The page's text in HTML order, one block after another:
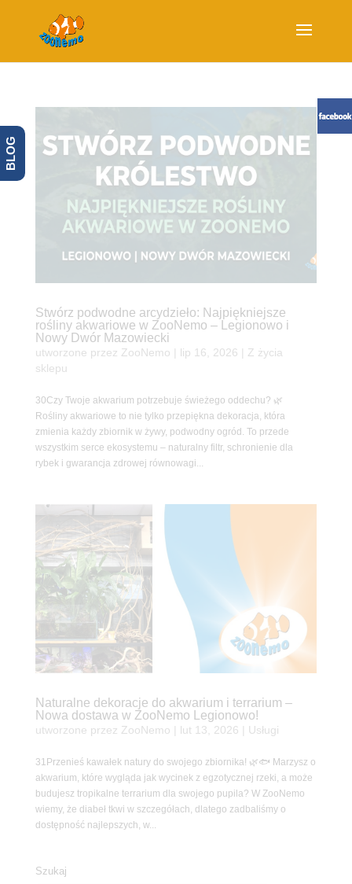
Stwórz podwodne arcydzieło: Najpiękniejsze
rośliny akwariowe w ZooNemo – Legionowo i
Nowy Dwór Mazowiecki
utworzone przez ZooNemo lip 16, 2026
Z życia
sklepu
30Czy Twoje akwarium potrzebuje świeżego oddechu? 🌿
Rośliny akwariowe to nie tylko przepiękna dekoracja, która
zmienia każdy zbiornik w żywy, podwodny ogród. To przede
wszystkim serce ekosystemu – naturalny filtr, schronienie dla
rybek i gwarancja zdrowej równowagi...
Naturalne dekoracje do akwarium i terrarium –
Nowa dostawa w ZooNemo Legionowo!
utworzone przez ZooNemo lut 13, 2026 Usługi
31Przenieś kawałek natury do swojego zbiornika! 🌿🐟 Marzysz o
akwarium, które wygląda jak wycinek z egzotycznej rzeki, a może
budujesz tropikalne terrarium dla swojego pupila? W ZooNemo
wiemy, że diabeł tkwi w szczegółach, dlatego zadbaliśmy o
dostępność najlepszych, w...
Szukaj
BLOG